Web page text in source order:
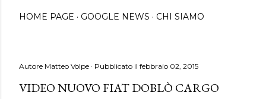
HOME PAGE GOOGLE NEWS CHI SIAMO
Autore Matteo Volpe Pubblicato il febbraio 02, 2015
VIDEO NUOVO FIAT DOBLÒ CARGO